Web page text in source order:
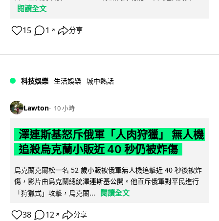
閱讀全文
15 1 ↗ 分享
科技娛樂 生活娛樂 城中熱話
Lawton 10 小時
澤連斯基怒斥俄軍「人肉狩獵」 無人機
追殺烏克蘭小販近 40 秒仍被炸傷
烏克蘭克爾松一名 52 歲小販被俄軍無人機追擊近 40 秒後被炸
傷，影片由烏克蘭總統澤連斯基公開。他直斥俄軍對平民進行
「狩獵式」攻擊，烏克蘭...
閱讀全文
38 12 ↗ 分享